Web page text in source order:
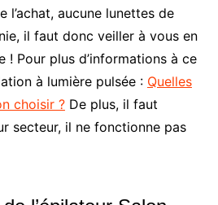
l’achat, aucune lunettes de
il faut donc veiller à vous en
! Pour plus d’informations à ce
à lumière pulsée : Quelles
choisir ?De plus, il faut
secteur, il ne fonctionne pas